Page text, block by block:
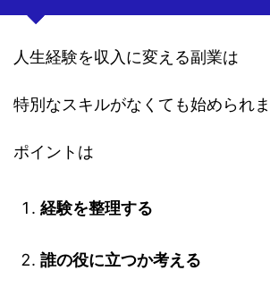
人生経験を収入に変える副業は
特別なスキルがなくても始められま
ポイントは
経験を整理する
誰の役に立つか考える